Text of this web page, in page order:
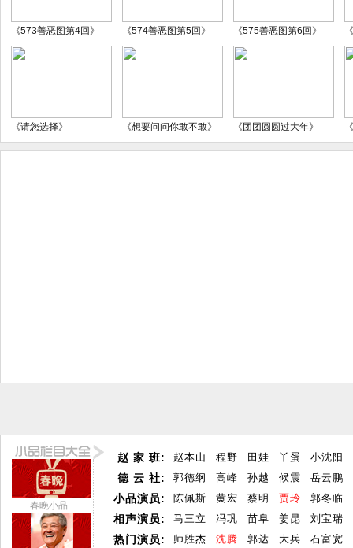
《573善恶图第4回》 《574善恶图第5回》 《575善恶图第6回》
《请您选择》 《想要问问你敢不敢》 《团团圆圆过大年》
春晚小品
赵 家 班:
德 云 社:
小品演员:
相声演员:
热门演员:
赵本山 程野 田娃 丫蛋
小沈阳
郭德纲
高峰 孙越 候震
岳云鹏
陈佩斯
黄宏 蔡明 贾玲
郭冬临
马三立
冯巩 苗阜 姜昆
刘宝瑞
师胜杰
沈腾 郭达 大兵 石富宽